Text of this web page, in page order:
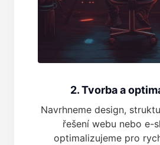
2. Tvorba a
Navrhneme design,
řešení webu nebo e-
optimalizujeme pro